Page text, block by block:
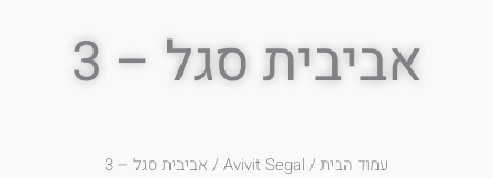
אביבית סגל – 3
עמוד הבית/
Avivit Segal/ אביבית סגל – 3